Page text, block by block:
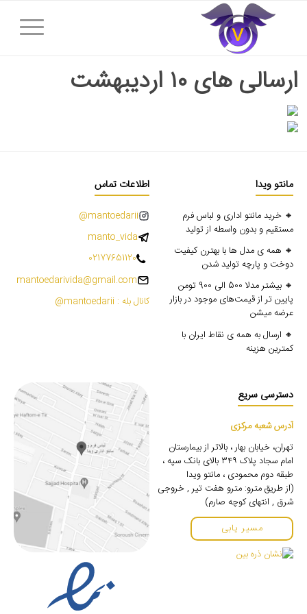
ارسالی های ۱۰ اردیبهشت
مانتو ویدا
🔸 خرید مانتو اداری و لباس فرم
مستقیم و بدون واسطه از تولید
🔸 همه ی مدل ها با بهترن کیفیت
دوخت و پارچه تولید شدن
🔸 بیشتر مدلا 500 الی 900 تومن
پایین تر از قیمت‌های موجود در بازار
عرضه میشن
🔸 ارسال به همه ی نقاط ایران با
کمترین هزینه
اطلاعات تماس
mantoedarii@
manto_vida
02177651120
mantoedarivida@gmail.com
کانال بله : mantoedarii@
دسترسی سریع
آدرس شعبه مرکزی
تهران، خیابان بهار ، بالاتر از بیمارستان
امام سجاد پلاک ۳۴۹ بالای بانک سپه ،
طبقه دوم محمودی ، مانتو ویدا
(از طریق مترو: مترو هفت تیر , خروجی
شرق , انتهای کوچه صارم)
مسیر یابی